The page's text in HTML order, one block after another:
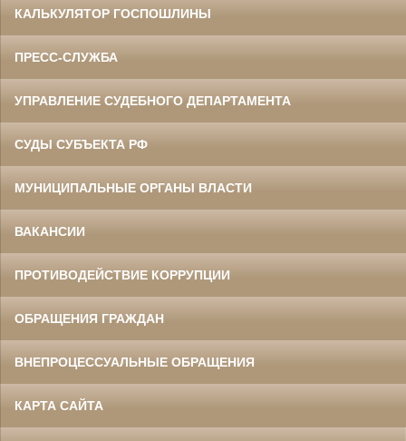
КАЛЬКУЛЯТОР ГОСПОШЛИНЫ
ПРЕСС-СЛУЖБА
УПРАВЛЕНИЕ СУДЕБНОГО ДЕПАРТАМЕНТА
СУДЫ СУБЪЕКТА РФ
МУНИЦИПАЛЬНЫЕ ОРГАНЫ ВЛАСТИ
ВАКАНСИИ
ПРОТИВОДЕЙСТВИЕ КОРРУПЦИИ
ОБРАЩЕНИЯ ГРАЖДАН
ВНЕПРОЦЕССУАЛЬНЫЕ ОБРАЩЕНИЯ
КАРТА САЙТА